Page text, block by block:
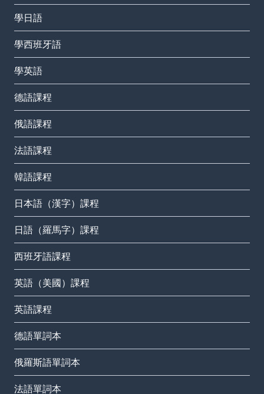
學日語
學西班牙語
學英語
德語課程
俄語課程
法語課程
韓語課程
日本語（漢字）課程
日語（羅馬字）課程
西班牙語課程
英語（美國）課程
英語課程
德語單詞本
俄羅斯語單詞本
法語單詞本